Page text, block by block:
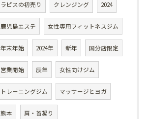
ラピスの初売り クレンジング 2024
鹿児島エステ 女性専用フィットネスジム
年末年始 2024年 新年 国分店限定
営業開始 辰年 女性向けジム
トレーニングジム マッサージとヨガ
熊本 肩・首凝り